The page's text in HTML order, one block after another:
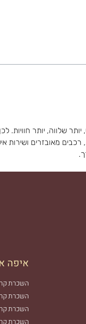
רכבים מאובזרים ושירות
איפה
השכרת
השכרת
השכרת
השכרת